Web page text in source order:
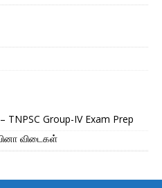
TNPSC Group-IV Exam Prep
விடைகள்